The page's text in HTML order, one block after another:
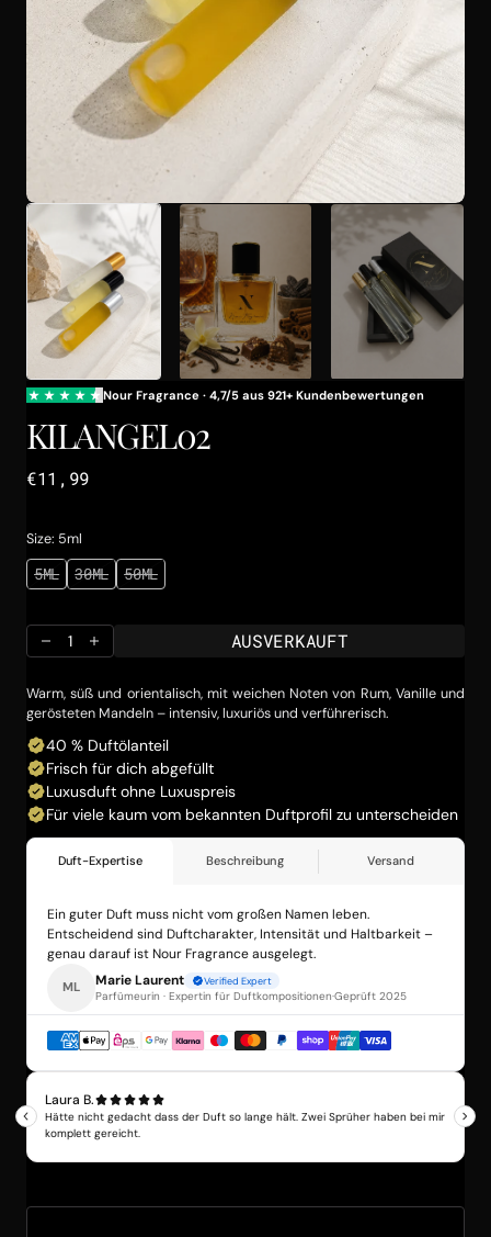
KILANGEL02
Regulärer
€11,99
Size: 5ml
5MLVARIANTE
AUSVERKAUFT
NICHT
VERFÜGBAR
30MLVARIANTE
AUSVERKAUFT
NICHT
VERFÜGBAR
50MLVARIANTE
AUSVERKAUFT
Menge
KILANGEL02
verringern
Menge
KILANGEL02
erhöhen
AUSVERKAUFT
Warm, süß und orientalisch, mit weichen Noten von Rum, Vanille und
gerösteten Mandeln – intensiv, luxuriös und verführerisch.
Galerieansicht
öffnen